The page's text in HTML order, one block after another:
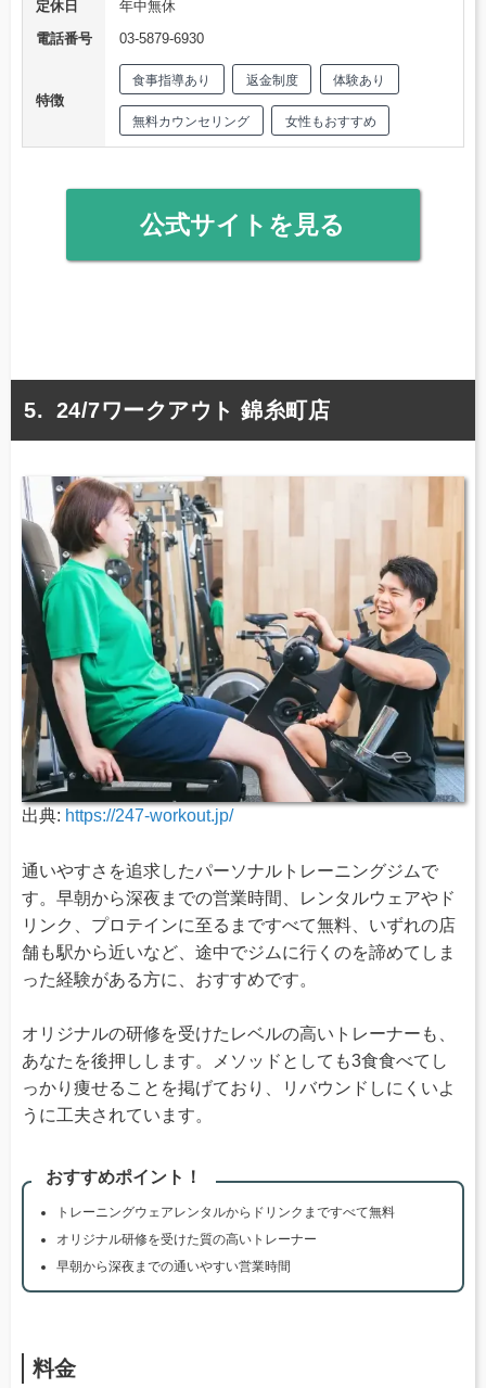
定休日
年中無休
電話番号
03-5879-6930
特徴
食事指導あり 返金制度 体験あり
無料カウンセリング 女性もおすすめ
公式サイトを見る
24/7ワークアウト 錦糸町店
出典: https://247-workout.jp/
通いやすさを追求したパーソナルトレーニングジムで
す。早朝から深夜までの営業時間、レンタルウェアやド
リンク、プロテインに至るまですべて無料、いずれの店
舗も駅から近いなど、途中でジムに行くのを諦めてしま
った経験がある方に、おすすめです。
オリジナルの研修を受けたレベルの高いトレーナーも、
あなたを後押しします。メソッドとしても3食食べてし
っかり痩せることを掲げており、リバウンドしにくいよ
うに工夫されています。
おすすめポイント！
トレーニングウェアレンタルからドリンクまですべて無料
オリジナル研修を受けた質の高いトレーナー
早朝から深夜までの通いやすい営業時間
料金